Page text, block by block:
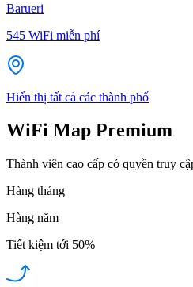
Barueri
545 WiFi miễn phí
Hiển thị tất cả các thành phố
WiFi Map Premium
Thành viên cao cấp có quyền truy
Hàng tháng
Hàng năm
Tiết kiệm tới 50%